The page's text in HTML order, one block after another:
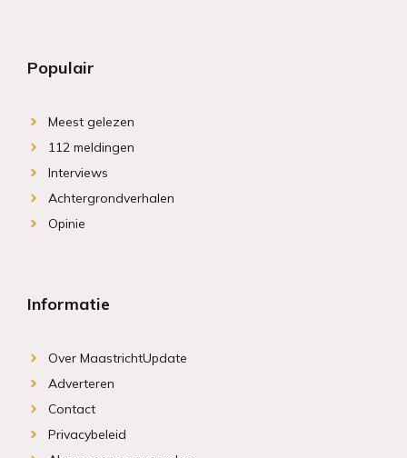
Populair
Meest gelezen
112 meldingen
Interviews
Achtergrondverhalen
Opinie
Informatie
Over MaastrichtUpdate
Adverteren
Contact
Privacybeleid